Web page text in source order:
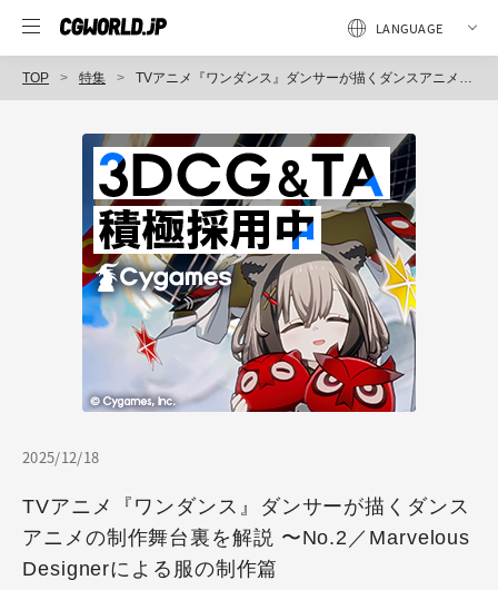
TOP 特集 TVアニメ『ワンダンス』ダンサーが描くダンスアニメの制作舞台裏を解説 〜No.2／Marvelous Designerによる服の制作篇
2025/12/18
TVアニメ『ワンダンス』ダンサーが描くダンス
アニメの制作舞台裏を解説 〜No.2／Marvelous
Designerによる服の制作篇